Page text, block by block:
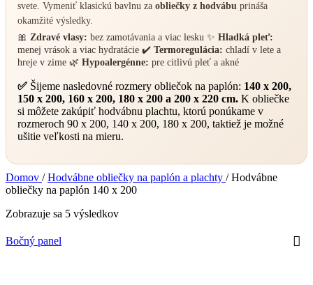
svete. Vymeniť klasickú bavlnu za obliečky z hodvábu prináša
okamžité výsledky.
🎀 Zdravé vlasy: bez zamotávania a viac lesku ✨ Hladká pleť:
menej vrások a viac hydratácie ✔️ Termoregulácia: chladí v lete a
hreje v zime 🌿 Hypoalergénne: pre citlivú pleť a akné
✅ Šijeme nasledovné rozmery obliečok na paplón: 140 x 200,
150 x 200, 160 x 200, 180 x 200 a 200 x 220 cm. K obliečke
si môžete zakúpiť hodvábnu plachtu, ktorú ponúkame v
rozmeroch 90 x 200, 140 x 200, 180 x 200, taktiež je možné
ušitie veľkosti na mieru.
Domov / Hodvábne obliečky na paplón a plachty / Hodvábne
obliečky na paplón 140 x 200
Zobrazuje sa 5 výsledkov
Bočný panel